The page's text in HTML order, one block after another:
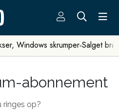
Windows skrumper Salget
abonnement
ringes op?